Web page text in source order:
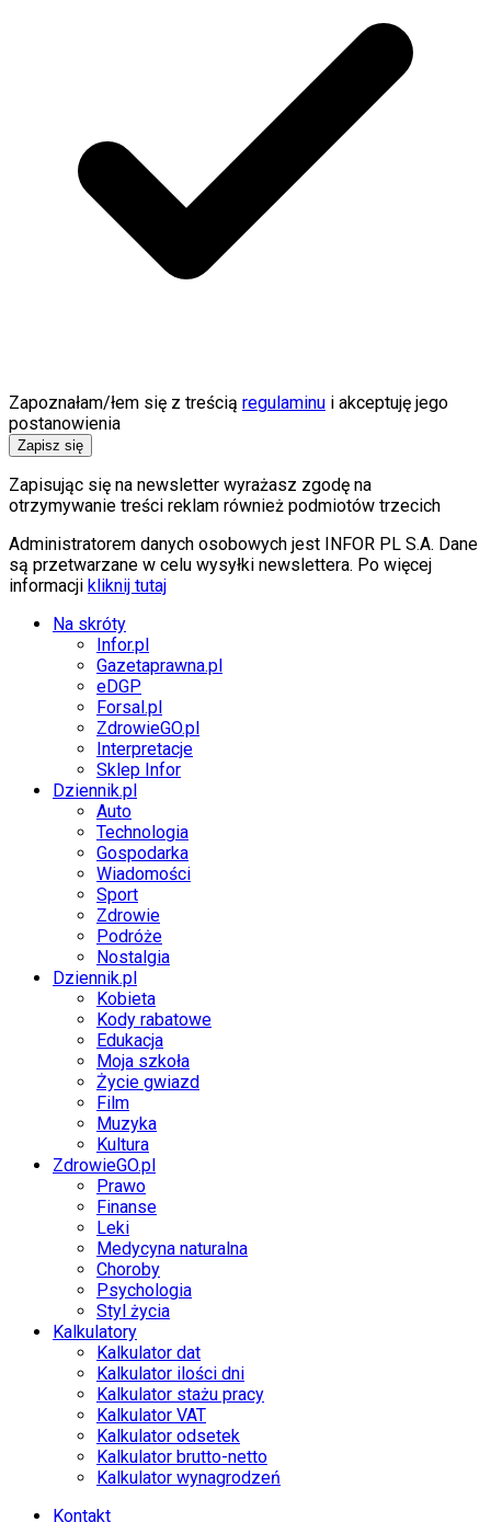
Zapoznałam/łem się z treścią regulaminu i akceptuję jego
postanowienia
Zapisz się
Zapisując się na newsletter wyrażasz zgodę na
otrzymywanie treści reklam również podmiotów trzecich
Administratorem danych osobowych jest INFOR PL S.A. Dane
są przetwarzane w celu wysyłki newslettera. Po więcej
informacji kliknij tutaj
Na skróty
Infor.pl
Gazetaprawna.pl
eDGP
Forsal.pl
ZdrowieGO.pl
Interpretacje
Sklep Infor
Dziennik.pl
Auto
Technologia
Gospodarka
Wiadomości
Sport
Zdrowie
Podróże
Nostalgia
Dziennik.pl
Kobieta
Kody rabatowe
Edukacja
Moja szkoła
Życie gwiazd
Film
Muzyka
Kultura
ZdrowieGO.pl
Prawo
Finanse
Leki
Medycyna naturalna
Choroby
Psychologia
Styl życia
Kalkulatory
Kalkulator dat
Kalkulator ilości dni
Kalkulator stażu pracy
Kalkulator VAT
Kalkulator odsetek
Kalkulator brutto-netto
Kalkulator wynagrodzeń
Kontakt